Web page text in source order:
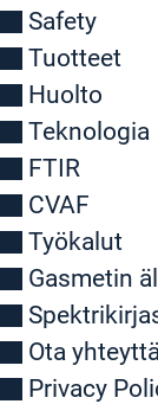
Safety
Tuotteet
Huolto
Teknologia
FTIR
CVAF
Työkalut
Gasmetin
Ota
Privacy